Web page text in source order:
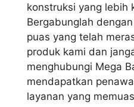
konstruksi yang lebih
Bergabunglah
puas yang telah
produk kami dan
menghubungi Mega
mendapatkan
layanan yang